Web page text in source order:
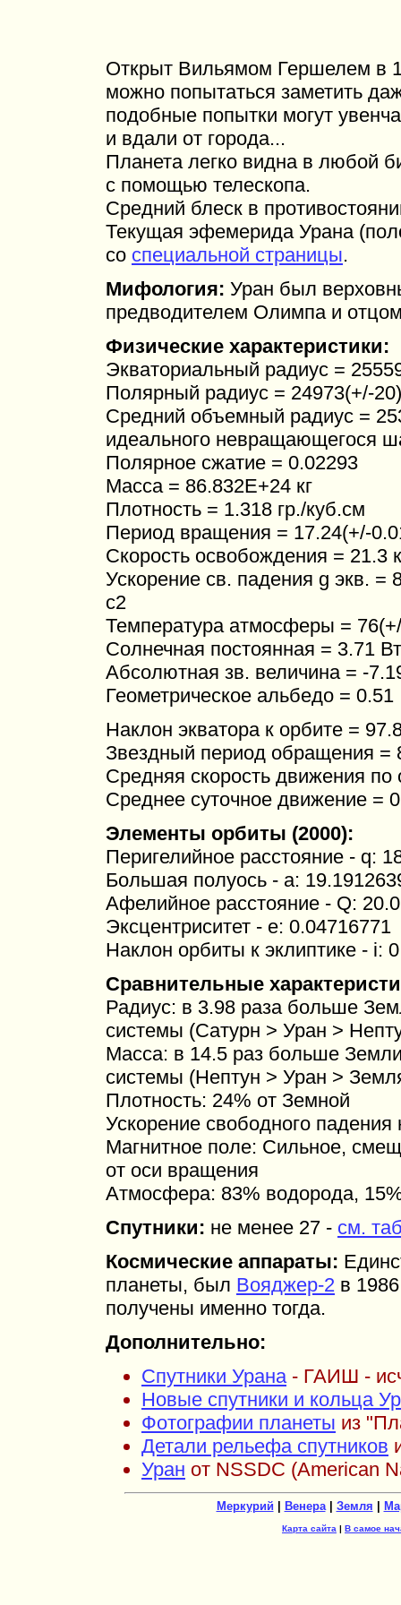
Открыт Вильямом Гершелем в
можно попытаться заметить
подобные попытки могут
и вдали от города...
Планета легко видна в любой
с помощью телескопа.
Средний блеск в
Текущая эфемерида Урана
со специальной страницы.
Мифология: Уран был
предводителем Олимпа и
Физические характеристики:
Экваториальный радиус =
Полярный радиус = 24973(+/-
Средний объемный радиус =
идеального невращающегося
Полярное сжатие = 0.02293
Масса = 86.832E+24 кг
Плотность = 1.318 гр./куб.см
Период вращения = 17.24(+/-
Скорость освобождения = 21.3
Ускорение св. падения g экв.
с2
Температура атмосферы =
Солнечная постоянная = 3.71
Абсолютная зв. величина = -
Геометрическое альбедо = 0.51
Наклон экватора к орбите =
Звездный период обращения =
Средняя скорость движения по
Среднее суточное движение =
Элементы орбиты (2000):
Перигелийное расстояние - q:
Большая полуось - a:
Афелийное расстояние - Q:
Эксцентриситет - e: 0.04716771
Наклон орбиты к эклиптике - i:
Сравнительные
Радиус: в 3.98 раза больше
системы (Сатурн > Уран >
Масса: в 14.5 раз больше
системы (Нептун > Уран >
Плотность: 24% от Земной
Ускорение свободного
Магнитное поле: Сильное,
от оси вращения
Атмосфера: 83% водорода,
Спутники: не менее 27 - см.
Космические аппараты:
планеты, был Вояджер-2 в
получены именно тогда.
Дополнительно:
Спутники Урана- ГАИШ -
Новые спутники и кольца
Фотографии планеты из
Детали рельефа спутников
Уран от NSSDC (American
Меркурий Венера| Земля
Карта сайта | В самое